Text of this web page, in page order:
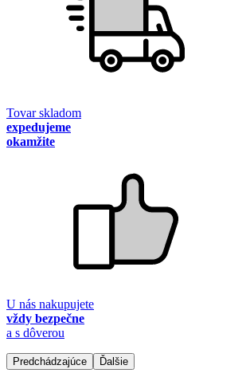
Tovar skladom
expedujeme
okamžite
U nás nakupujete
vždy bezpečne
a s dôverou
Predchádzajúce Ďalšie